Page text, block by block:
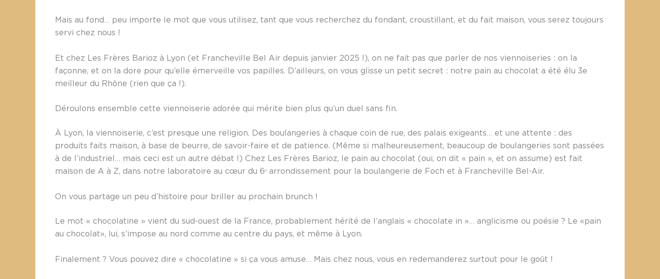
Mais au fond… peu importe le mot que vous utilisez, tant que vous recherchez du fondant, croustillant, et du fait maison, vous serez toujours
servi chez nous !
Et chez Les Frères Barioz à Lyon (et Francheville Bel Air depuis janvier 2025 !), on ne fait pas que parler de nos viennoiseries : on la
façonne, et on la dore pour qu’elle émerveille vos papilles. D’ailleurs, on vous glisse un petit secret : notre pain au chocolat a été élu 3e
meilleur du Rhône (rien que ça !).
Déroulons ensemble cette viennoiserie adorée qui mérite bien plus qu’un duel sans fin.
À Lyon, la viennoiserie, c’est presque une religion. Des boulangeries à chaque coin de rue, des palais exigeants… et une attente : des
produits faits maison, à base de beurre, de savoir-faire et de patience. (Même si malheureusement, beaucoup de boulangeries sont passées
à de l’industriel… mais ceci est un autre débat !) Chez Les Frères Barioz, le pain au chocolat (oui, on dit « pain », et on assume) est fait
maison de A à Z, dans notre laboratoire au cœur du 6ᵉ arrondissement pour la boulangerie de Foch et à Francheville Bel-Air.
On vous partage un peu d’histoire pour briller au prochain brunch !
Le mot « chocolatine » vient du sud-ouest de la France, probablement hérité de l’anglais « chocolate in »… anglicisme ou poésie ? Le «pain
au chocolat», lui, s’impose au nord comme au centre du pays, et même à Lyon.
Finalement ? Vous pouvez dire « chocolatine » si ça vous amuse… Mais chez nous, vous en redemanderez surtout pour le goût !